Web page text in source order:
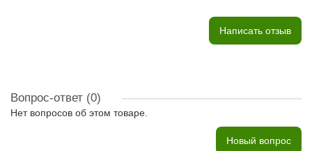
Написать отзыв
Вопрос-ответ (0)
Нет вопросов об этом товаре.
Новый вопрос